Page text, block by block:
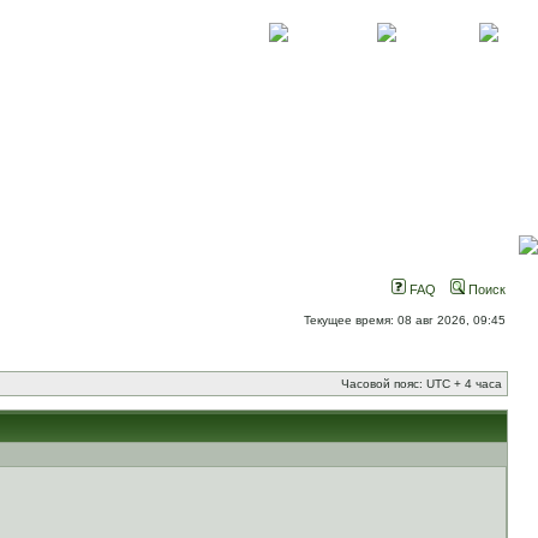
FAQ Поиск
Текущее время: 08 авг 2026, 09:45
Часовой пояс: UTC + 4 часа